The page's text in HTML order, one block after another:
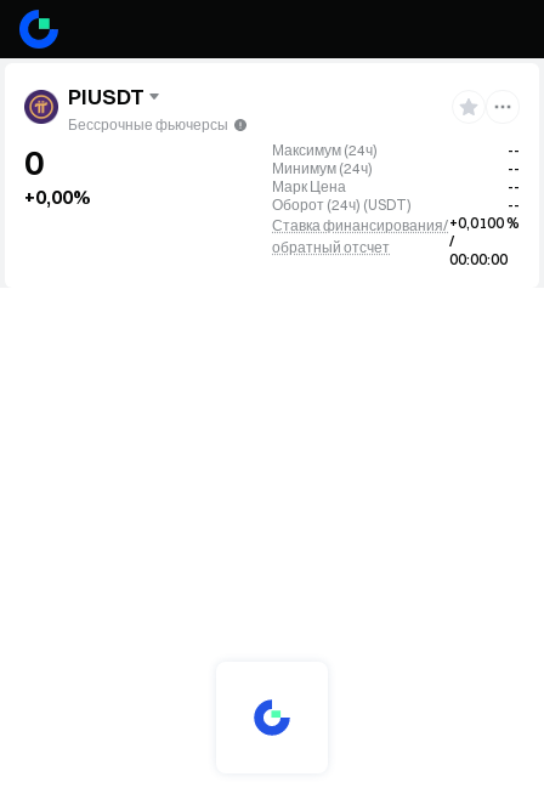
PIUSDT
Бессрочные фьючерсы
0
+0,00%
Максимум (24ч)
--
Минимум (24ч)
--
Марк Цена
--
Оборот (24ч) (USDT)
--
Ставка финансирования/
обратный отсчет
+0,0100 %
/
00:00:00